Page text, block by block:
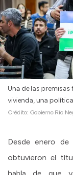
Una de las premisas
vivienda, una
Crédito: Gobierno Río
Desde enero de
obtuvieron el
habla de que